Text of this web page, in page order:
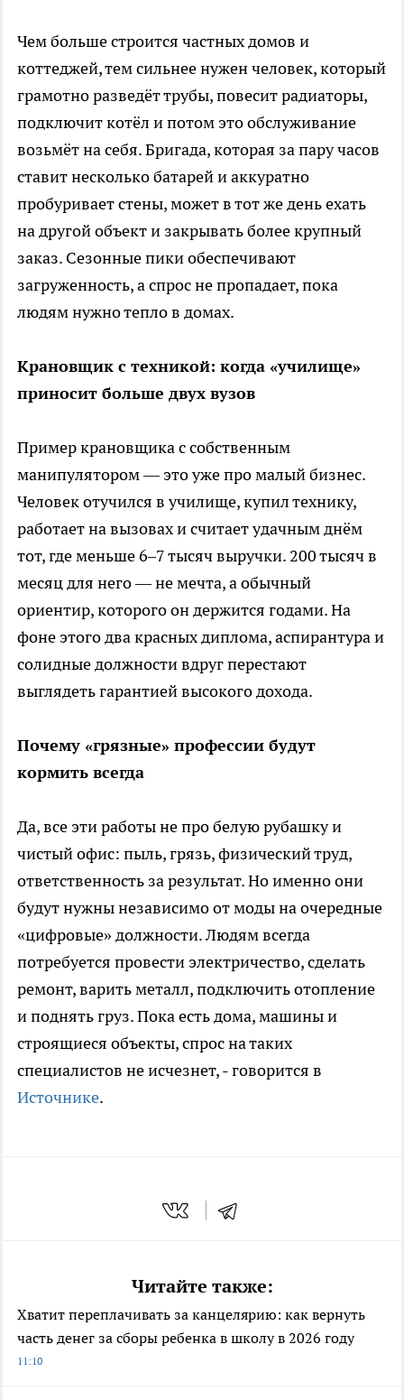
Чем больше строится частных домов и
коттеджей, тем сильнее нужен человек, который
грамотно разведёт трубы, повесит радиаторы,
подключит котёл и потом это обслуживание
возьмёт на себя. Бригада, которая за пару часов
ставит несколько батарей и аккуратно
пробуривает стены, может в тот же день ехать
на другой объект и закрывать более крупный
заказ. Сезонные пики обеспечивают
загруженность, а спрос не пропадает, пока
людям нужно тепло в домах.
Крановщик с техникой: когда «училище»
приносит больше двух вузов
Пример крановщика с собственным
манипулятором — это уже про малый бизнес.
Человек отучился в училище, купил технику,
работает на вызовах и считает удачным днём
тот, где меньше 6–7 тысяч выручки. 200 тысяч в
месяц для него — не мечта, а обычный
ориентир, которого он держится годами. На
фоне этого два красных диплома, аспирантура и
солидные должности вдруг перестают
выглядеть гарантией высокого дохода.
Почему «грязные» профессии будут
кормить всегда
Да, все эти работы не про белую рубашку и
чистый офис: пыль, грязь, физический труд,
ответственность за результат. Но именно они
будут нужны независимо от моды на очередные
«цифровые» должности. Людям всегда
потребуется провести электричество, сделать
ремонт, варить металл, подключить отопление
и поднять груз. Пока есть дома, машины и
строящиеся объекты, спрос на таких
специалистов не исчезнет, - говорится в
Источнике.
Читайте также:
Хватит переплачивать за канцелярию: как вернуть
часть денег за сборы ребенка в школу в 2026 году
11:10